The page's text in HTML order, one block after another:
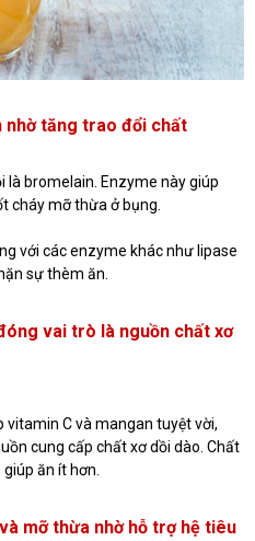
nhờ tăng trao đổi chất
là bromelain. Enzyme này giúp
cháy mỡ thừa ở bụng.
với các enzyme khác như lipase
sự thèm ăn.
vai trò là nguồn chất xơ
vitamin C và mangan tuyệt vời,
cung cấp chất xơ dồi dào. Chất
ăn ít hơn.
mỡ thừa nhờ hỗ trợ hệ tiêu